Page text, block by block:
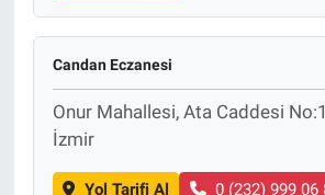
Candan Eczanesi
Onur Mahallesi, Ata Caddesi
İzmir
Yol Tarifi Al 0 (232) 999 06